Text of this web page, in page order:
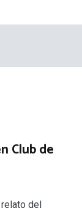
Club de
del